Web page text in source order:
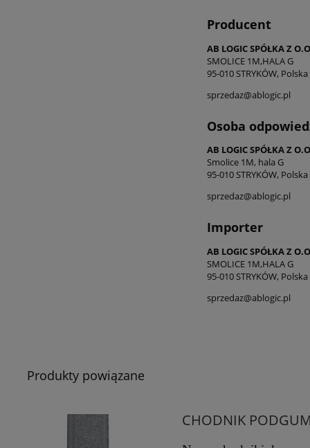
Producent
AB LOGIC SPÓŁKA Z
SMOLICE 1M,HALA G
95-010 STRYKÓW, Polska
sprzedaz@ablogic.pl
Osoba
AB LOGIC SPÓŁKA Z
Smolice 1M, hala G
95-010 STRYKÓW, Polska
sprzedaz@ablogic.pl
Importer
AB LOGIC SPÓŁKA Z
SMOLICE 1M,HALA G
95-010 STRYKÓW, Polska
sprzedaz@ablogic.pl
Produkty powiązane
CHODNIK